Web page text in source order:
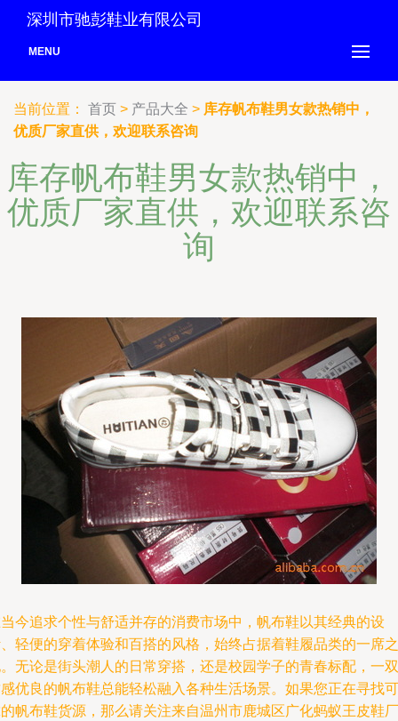
深圳市驰彭鞋业有限公司
MENU
当前位置： 首页 > 产品大全 > 库存帆布鞋男女款热销中，
优质厂家直供，欢迎联系咨询
库存帆布鞋男女款热销中，
优质厂家直供，欢迎联系咨
询
今追求个性与舒适并存的消费市场中，帆布鞋以其经典的设
轻便的穿着体验和百搭的风格，始终占据着鞋履品类的一席之
无论是街头潮人的日常穿搭，还是校园学子的青春标配，一双
优良的帆布鞋总能轻松融入各种生活场景。如果您正在寻找可
帆布鞋货源，那么请关注来自温州市鹿城区广化蚂蚁王皮鞋厂